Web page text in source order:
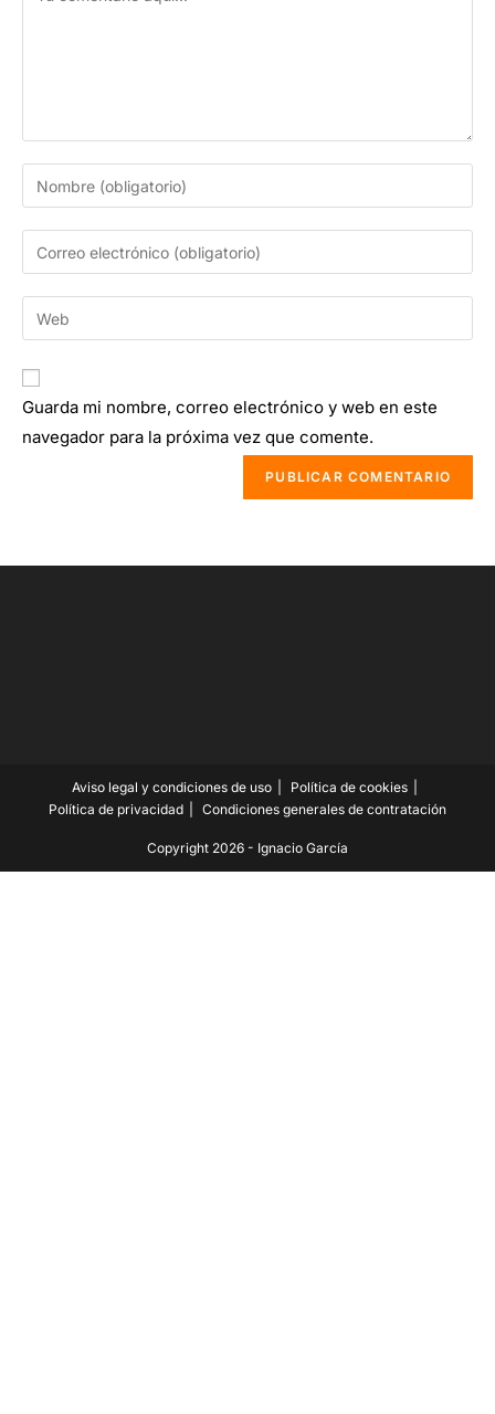
Guarda mi nombre, correo electrónico y web en este
navegador para la próxima vez que comente.
Aviso legal y condiciones de uso
Política de cookies
Política de privacidad
Condiciones generales de contratación
Copyright 2026 - Ignacio García